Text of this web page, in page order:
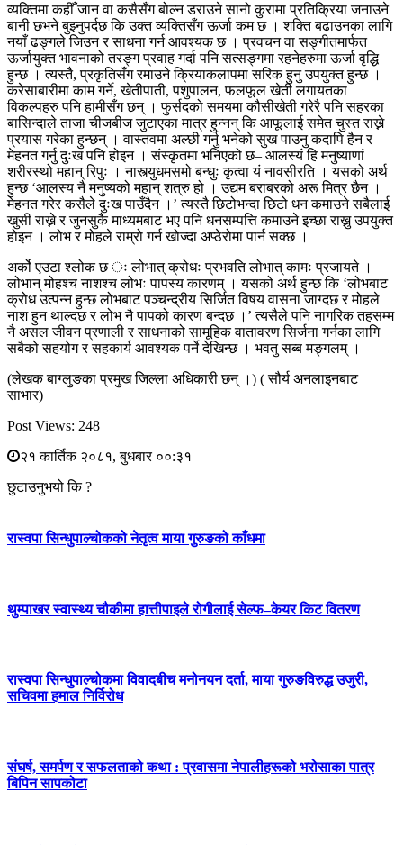
व्यक्तिमा कहीँ जान वा कसैसँग बोल्न डराउने सानो कुरामा प्रतिक्रिया जनाउने
बानी छभने बुझ्नुपर्दछ कि उक्त व्यक्तिसँग ऊर्जा कम छ । शक्ति बढाउनका लागि
नयाँ ढङ्गले जिउन र साधना गर्न आवश्यक छ । प्रवचन वा सङ्गीतमार्फत
ऊर्जायुक्त भावनाको तरङ्ग प्रवाह गर्दा पनि सत्सङ्गमा रहनेहरुमा ऊर्जा वृद्धि
हुन्छ । त्यस्तै, प्रकृतिसँग रमाउने क्रियाकलापमा सरिक हुनु उपयुक्त हुन्छ ।
करेसाबारीमा काम गर्ने, खेतीपाती, पशुपालन, फलफूल खेती लगायतका
विकल्पहरु पनि हामीसँग छन् । फुर्सदको समयमा कौसीखेती गरेरै पनि सहरका
बासिन्दाले ताजा चीजबीज जुटाएका मात्र हुन्नन् कि आफूलाई समेत चुस्त राख्ने
प्रयास गरेका हुन्छन् । वास्तवमा अल्छी गर्नु भनेको सुख पाउनु कदापि हैन र
मेहनत गर्नु दुःख पनि होइन । संस्कृतमा भनिएको छ– आलस्यं हि मनुष्याणां
शरीरस्थो महान् रिपुः । नास्त्युधमसमो बन्धुः कृत्वा यं नावसीरति । यसको अर्थ
हुन्छ ‘आलस्य नै मनुष्यको महान् शत्रु हो । उद्यम बराबरको अरू मित्र छैन ।
मेहनत गरेर कसैले दुःख पाउँदैन ।’ त्यस्तै छिटोभन्दा छिटो धन कमाउने सबैलाई
खुसी राख्ने र जुनसुकै माध्यमबाट भए पनि धनसम्पत्ति कमाउने इच्छा राख्नु उपयुक्त
होइन । लोभ र मोहले राम्रो गर्न खोज्दा अप्ठेरोमा पार्न सक्छ ।
अर्को एउटा श्लोक छ ः लोभात् क्रोधः प्रभवति लोभात् कामः प्रजायते ।
लोभान् मोहश्च नाशश्च लोभः पापस्य कारणम् । यसको अर्थ हुन्छ कि ‘लोभबाट
क्रोध उत्पन्न हुन्छ लोभबाट पञ्चन्द्रीय सिर्जित विषय वासना जाग्दछ र मोहले
नाश हुन थाल्दछ र लोभ नै पापको कारण बन्दछ ।’ त्यसैले पनि नागरिक तहसम्म
नै असल जीवन प्रणाली र साधनाको सामूहिक वातावरण सिर्जना गर्नका लागि
सबैको सहयोग र सहकार्य आवश्यक पर्ने देखिन्छ । भवतु सब्ब मङ्गलम् ।
(लेखक बाग्लुङका प्रमुख जिल्ला अधिकारी छन् ।) ( सौर्य अनलाइनबाट
साभार)
Post Views: 248
२१ कार्तिक २०८१, बुधबार ००:३१
छुटाउनुभयो कि ?
रास्वपा सिन्धुपाल्चोकको नेतृत्व माया गुरुङको काँधमा
थुम्पाखर स्वास्थ्य चौकीमा हात्तीपाइले रोगीलाई सेल्फ–केयर किट वितरण
रास्वपा सिन्धुपाल्चोकमा विवादबीच मनोनयन दर्ता, माया गुरुङविरुद्ध उजुरी,
सचिवमा हमाल निर्विरोध
संघर्ष, समर्पण र सफलताको कथा : प्रवासमा नेपालीहरूको भरोसाका पात्र
बिपिन सापकोटा